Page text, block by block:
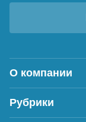
О компании
Рубрики